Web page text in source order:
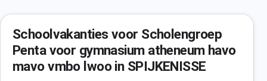
Schoolvakanties voor Scholengroep
Penta voor gymnasium atheneum havo
mavo vmbo lwoo in SPIJKENISSE